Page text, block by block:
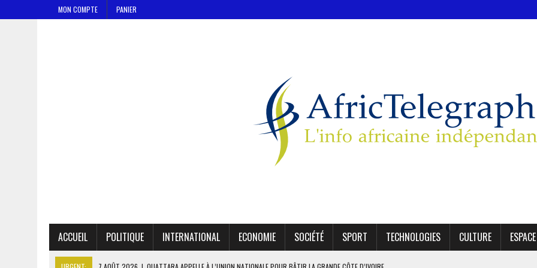
MON COMPTE PANIER
ACCUEIL POLITIQUE INTERNATIONAL ECONOMIE SOCIÉTÉ SPORT TECHNOLOGIES CULTURE